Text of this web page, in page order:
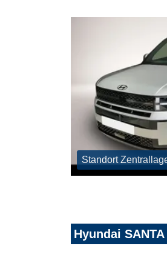
Standort
Hyundai